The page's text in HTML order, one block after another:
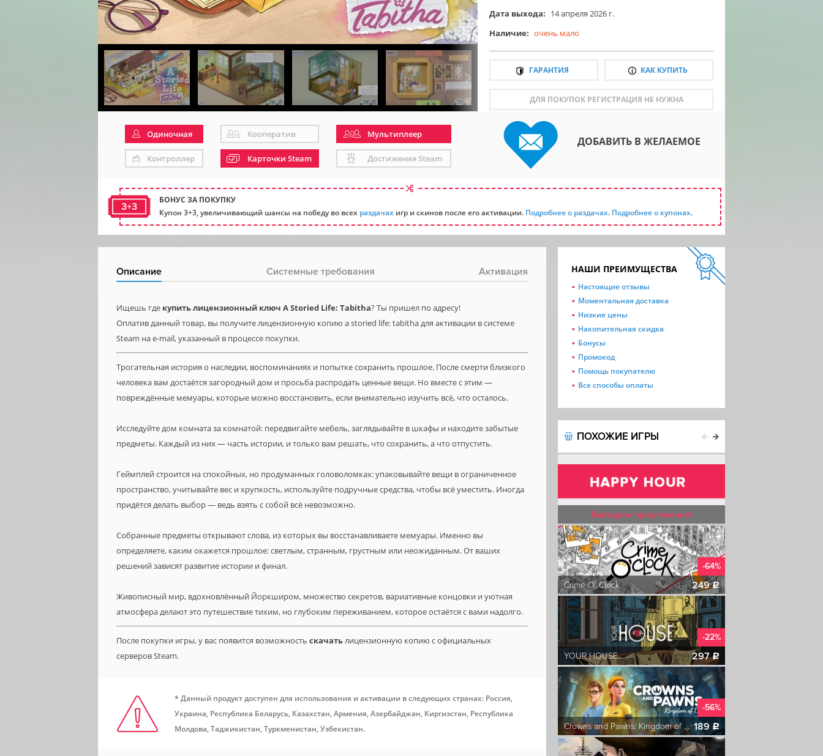
Дата выхода: 14 апреля 2026 г.
Наличие: очень мало
ГАРАНТИЯ КАК КУПИТЬ
ДЛЯ ПОКУПОК РЕГИСТРАЦИЯ НЕ НУЖНА
Одиночная Кооператив Мультиплеер
Контроллер Карточки Steam Достижения Steam
ДОБАВИТЬ В ЖЕЛАЕМОЕ
3+3
БОНУС ЗА ПОКУПКУ
Купон 3+3, увеличивающий шансы на победу во всех раздачах игр и скинов после его активации. Подробнее о раздачах. Подробнее о купонах.
Описание Системные требования Активация
Ищешь где купить лицензионный ключ A Storied Life: Tabitha? Ты пришел по адресу!
Оплатив данный товар, вы получите лицензионную копию a storied life: tabitha для активации в системе
Steam на e-mail, указанный в процессе покупки.
Трогательная история о наследии, воспоминаниях и попытке сохранить прошлое. После смерти близкого
человека вам достаётся загородный дом и просьба распродать ценные вещи. Но вместе с этим —
повреждённые мемуары, которые можно восстановить, если внимательно изучить всё, что осталось.
Исследуйте дом комната за комнатой: передвигайте мебель, заглядывайте в шкафы и находите забытые
предметы. Каждый из них — часть истории, и только вам решать, что сохранить, а что отпустить.
Геймплей строится на спокойных, но продуманных головоломках: упаковывайте вещи в ограниченное
пространство, учитывайте вес и хрупкость, используйте подручные средства, чтобы всё уместить. Иногда
придётся делать выбор — ведь взять с собой всё невозможно.
Собранные предметы открывают слова, из которых вы восстанавливаете мемуары. Именно вы
определяете, каким окажется прошлое: светлым, странным, грустным или неожиданным. От ваших
решений зависят развитие истории и финал.
Живописный мир, вдохновлённый Йоркширом, множество секретов, вариативные концовки и уютная
атмосфера делают это путешествие тихим, но глубоким переживанием, которое остаётся с вами надолго.
После покупки игры, у вас появится возможность скачатьлицензионную копию с официальных
серверов Steam.
* Данный продукт доступен для использования и активации в следующих странах: Россия,
Украина, Республика Беларусь, Казахстан, Армения, Азербайджан, Киргизстан, Республика
Молдова, Таджикистан, Туркменистан, Узбекистан.
НАШИ ПРЕИМУЩЕСТВА
Настоящие отзывы
Моментальная доставка
Низкие цены
Накопительная скидка
Бонусы
Промокод
Помощь покупателю
Все способы оплаты
ПОХОЖИЕ ИГРЫ
Выгодное предложение!
-64%
Crime O' Clock
249c
-22%
YOUR HOUSE
297c
-56%
Crowns and Pawns: Kingdom of Deceit 189 c